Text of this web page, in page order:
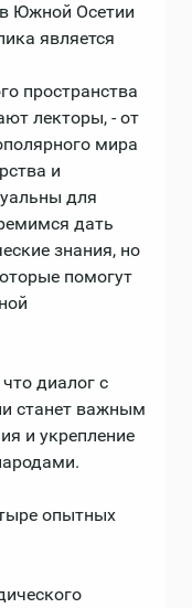
Южной Осетии
является
пространства
лекторы, - от
мира
и
для
дать
знания, но
помогут
диалог с
станет важным
и укрепление
опытных